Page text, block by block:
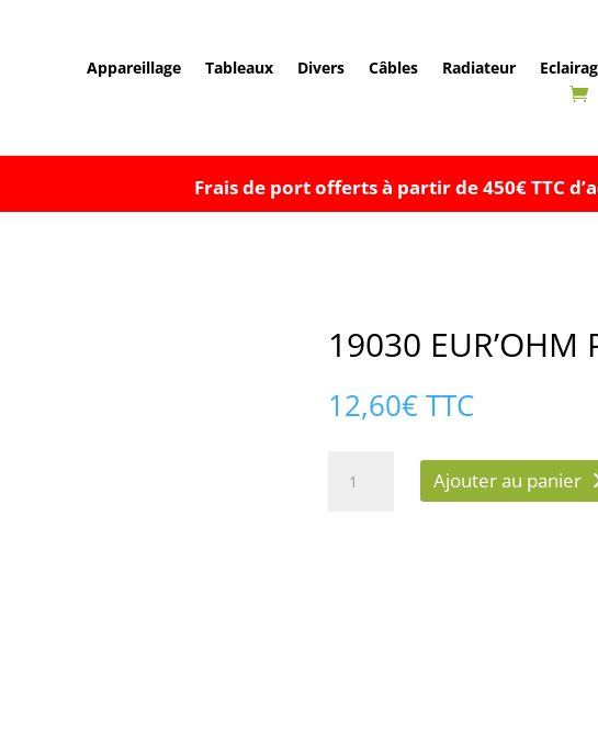
Appareillage Tableaux Divers Câbles Radiateur
Frais de port offerts à partir de 450€ TTC
19030
12,60€TTC
Ajouter au panier